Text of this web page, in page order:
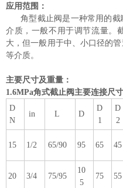
应用范围：
角型截止阀是一种常用的截
介质，一般不用于调节流量。
大，但一般用于中、小口径的
等介质。
主要尺寸及重量：
1.6MPa角式截止阀主要连接尺寸
D
N
in L D
D
1
D
2
15 1/2 65/90 95 65 45
20 3/4 75/95
10
5
75 55